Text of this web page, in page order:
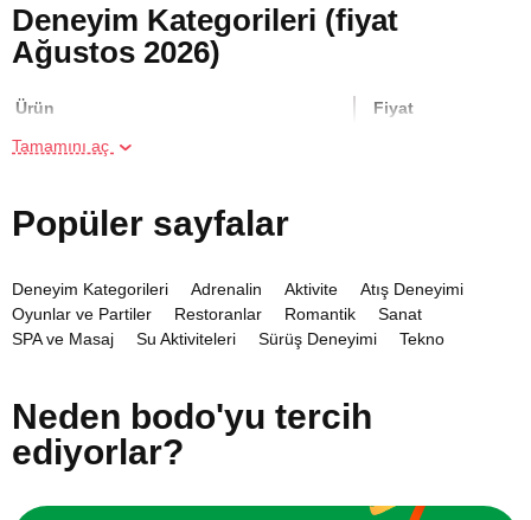
Deneyim Kategorileri (fiyat
Ağustos 2026)
Ürün Fiyat
Online Temel Karakalem Kursu 750 TL
Online Resim Kursu
Online Temel Sanat Tarihi Eğitimi 750 TL
Tamamını aç
Popüler sayfalar
Deneyim Kategorileri Adrenalin Aktivite
Atış Deneyimi
Oyunlar ve Partiler
Restoranlar Romantik
Sanat
SPA ve Masaj
Su Aktiviteleri Sürüş Deneyimi
Tekno
Neden bodo'yu tercih
ediyorlar?